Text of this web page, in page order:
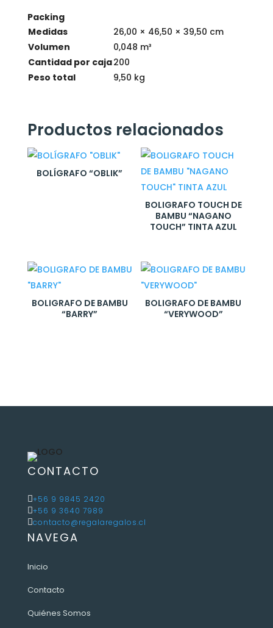
Packing
Medidas
26,00 × 46,50 × 39,50 cm
Volumen
0,048 m³
Cantidad por caja200
Peso total
9,50 kg
Productos relacionados
BOLÍGRAFO “OBLIK”
BOLIGRAFO TOUCH DE
BAMBU “NAGANO
TOUCH” TINTA AZUL
BOLIGRAFO DE BAMBU
“BARRY”
BOLIGRAFO DE BAMBU
“VERYWOOD”
CONTACTO
+56 9 9845 2420
+56 9 3640 7989
contacto@regalaregalos.cl
NAVEGA
Inicio
Contacto
Quiénes Somos